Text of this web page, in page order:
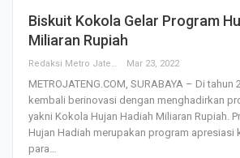
Biskuit Kokola Gelar Program
Miliaran Rupiah
Mar 23, 2022
METROJATENG.COM, SURABAYA – Di
kembali berinovasi dengan menghadirkan
yakni Kokola Hujan Hadiah Miliaran Rupiah.
Hujan Hadiah merupakan program apresiasi
para…